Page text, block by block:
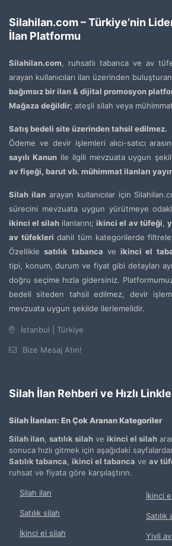
Silahilan.com – Türkiye’nin
İlan Platformu
Silahilan.com, ruhsatlı tabanca ve av
arayan kullanıcıları ilan üzerinden buluşturan
bağımsız bir ilan & dijital promosyon
Mağaza değildir; ateşli silah veya mühimmat
Satış bedeli site üzerinden tahsil edilmez.
Ödeme ve devir işlemleri alıcı-satıcı
sayılı Kanunile ilgili mevzuata uygun
av fişeği, barut vb. mühimmat ilanları
Silah ilanarayan kullanıcılar için
sürecini mevzuata uygun yürütmeye
ikinci el silah ilanlarını;ikinci el av tüfeği,
av tüfekleri dahil tüm kategorilerde
Özelliklesatılık tabanca ve ikinci el
tipi, konum, durum ve fiyat gibi detayları
doğru seçime hızla gidersiniz.
bedeli siteden tahsil edilmez, devir
mevzuata uygun şekilde ilerlemelidir.
İstanbul | Türkiye
Bize Mesaj Atın!
Silah İlan Rehberi ve Hızlı
Silah İlanları: En Çok Aranan Kategoriler
Silah ilan satılık silah ve ikinci el silah
sonuca hızlı gitmek için aşağıdaki
Satılık tabanca ikinci el tabanca ve av
ruhsat ve fiyata göre karşılaştırın.
Silah ilan
Satılık silah
İkinci el silah
İkinci
Yivli